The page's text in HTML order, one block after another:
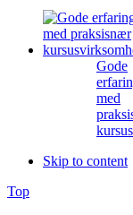
Gode
med
Skip to content
Top